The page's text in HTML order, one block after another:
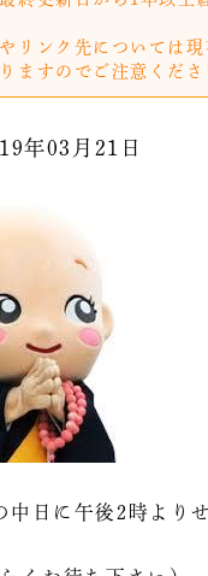
リンク先については現
ますのでご注意くださ
年03月21日
中日に午後2時より